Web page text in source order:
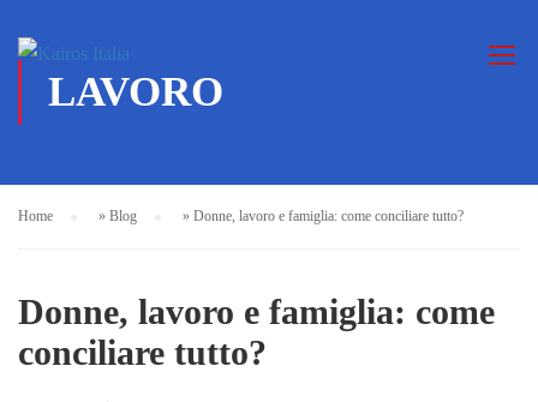
LAVORO
Home » Blog » Donne, lavoro e famiglia: come conciliare tutto?
Donne, lavoro e famiglia: come
conciliare tutto?